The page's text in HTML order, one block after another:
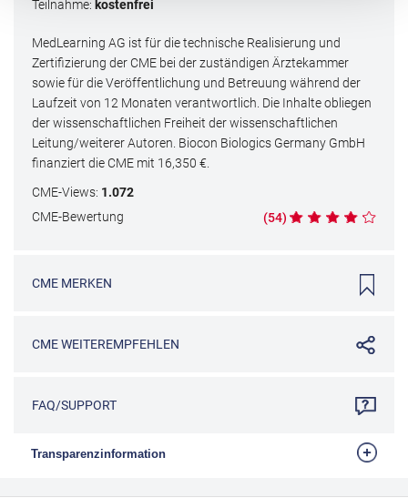
Teilnahme: kostenfrei
MedLearning AG ist für die technische Realisierung und
Zertifizierung der CME bei der zuständigen Ärztekammer
sowie für die Veröffentlichung und Betreuung während der
Laufzeit von 12 Monaten verantwortlich. Die Inhalte obliegen
der wissenschaftlichen Freiheit der wissenschaftlichen
Leitung/weiterer Autoren. Biocon Biologics Germany GmbH
finanziert die CME mit 16,350 €.
CME-Views: 1.072
CME-Bewertung (54)
CME MERKEN
CMEWEITEREMPFEHLEN
FAQ/SUPPORT
Transparenzinformation